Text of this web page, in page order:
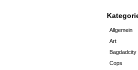
Allgemein
Art
Bagdadcity
Cops